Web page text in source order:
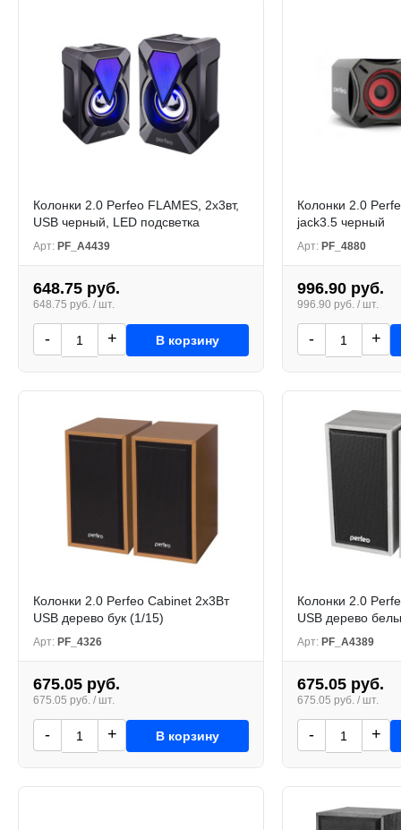
Колонки 2.0 Perfeo FLAMES, 2х3вт,
USB черный, LED подсветка
Арт: PF_A4439
648.75 руб.
648.75 руб. / шт.
- + В корзину
Колонки 2.0
jack3.5 черный
Арт: PF_4880
996.90 руб.
996.90 руб. / шт.
- +
Колонки 2.0 Perfeo Cabinet 2x3Вт
USB дерево бук (1/15)
Арт: PF_4326
675.05 руб.
675.05 руб. / шт.
- + В корзину
Колонки 2.0
USB дерево
Арт: PF_A4389
675.05 руб.
675.05 руб. / шт.
- +